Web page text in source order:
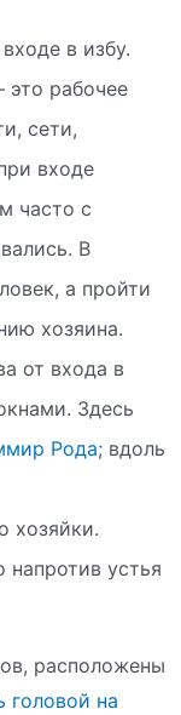
в избу.
это рабочее
сети,
входе
часто с
В
а пройти
хозяина.
от входа в
Здесь
Рода; вдоль
хозяйки.
напротив устья
расположены
головой на